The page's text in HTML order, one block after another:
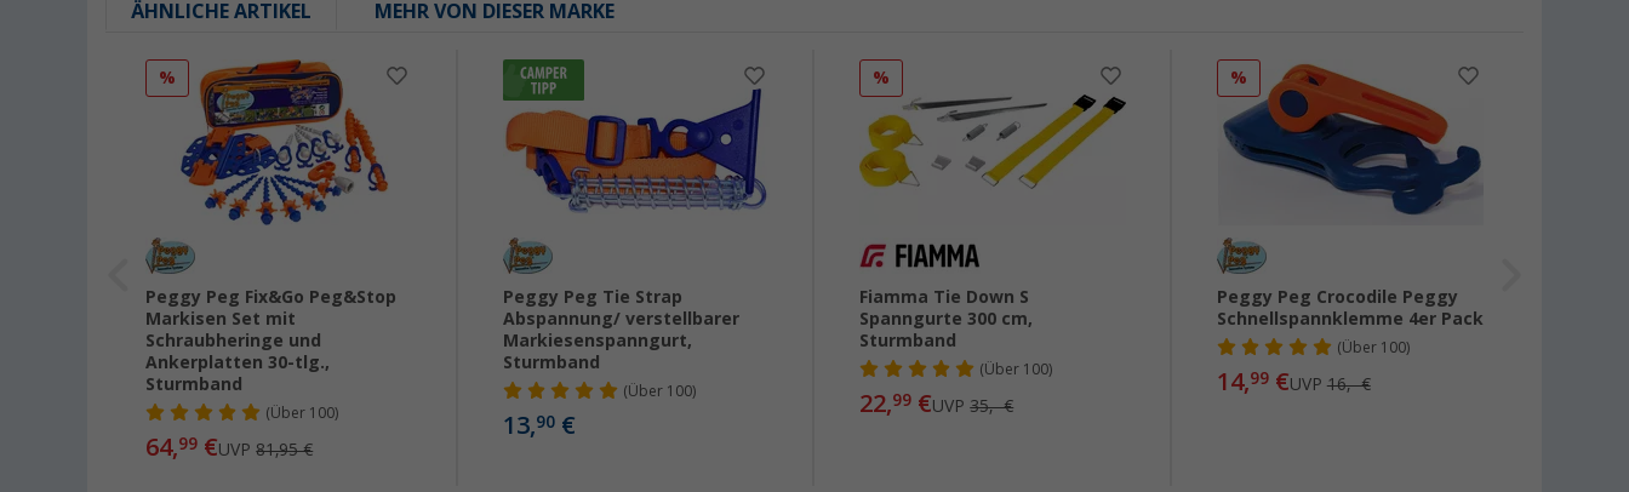
ÄHNLICHE ARTIKEL MEHR VON DIESER MARKE
%
Peggy Peg Fix&Go Peg&Stop
Markisen Set mit
Schraubheringe und
Ankerplatten 30-tlg.,
Sturmband
(Über 100)
64,99 €UVP81,95 €
Peggy Peg Tie Strap
Abspannung/ verstellbarer
Markiesenspanngurt,
Sturmband
(Über100)
13,90€
%
Fiamma Tie Down S
Spanngurte 300 cm,
Sturmband
(Über 100)
22,99 €UVP35,- €
%
Peggy Peg Crocodile Peggy
Schnellspannklemme 4er Pack
(Über100)
14,99€UVP 16,- €